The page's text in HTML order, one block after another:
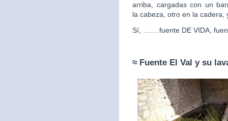
arriba, cargadas con un
la cabeza, otro en la
Sí, …….fuente DE VIDA,
≈ Fuente El Val y su